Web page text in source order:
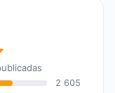
global: 9,4
2 605